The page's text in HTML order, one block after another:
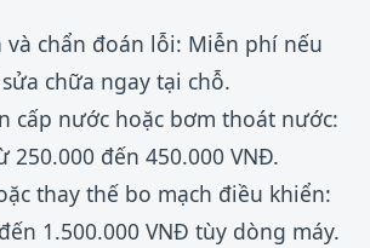
và chẩn đoán lỗi: Miễn phí nếu
chữa ngay tại chỗ.
cấp nước hoặc bơm thoát nước:
250.000 đến 450.000 VNĐ.
thay thế bo mạch điều khiển:
1.500.000 VNĐ tùy dòng máy.